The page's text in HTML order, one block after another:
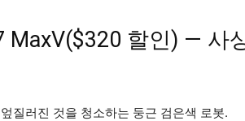
MaxV($320 할인) — 사